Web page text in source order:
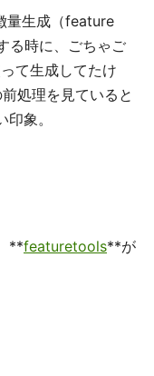
量生成（feature
時に、ごちゃご
て生成してたけ
処理を見ていると
象。
**featuretools**が